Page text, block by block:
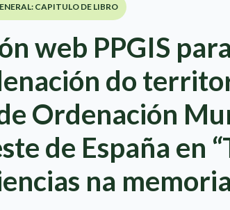
CAPITULO DE LIBRO
web PPGIS
do
Ordenación
de España en
na